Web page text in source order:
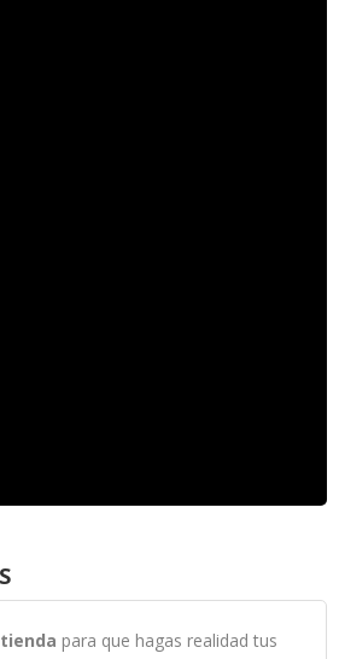
tienda para que hagas realidad tus